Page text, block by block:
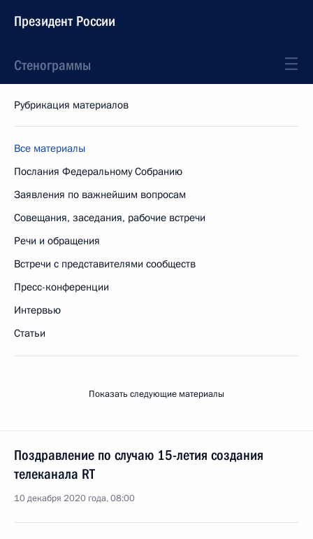
Президент России
Стенограммы
Рубрикация материалов
Все материалы
Послания Федеральному Собранию
Заявления по важнейшим вопросам
Совещания, заседания, рабочие встречи
Речи и обращения
Встречи с представителями сообществ
Пресс-конференции
Интервью
Статьи
Показать следующие материалы
Поздравление по случаю 15-летия создания
телеканала RT
10 декабря 2020 года, 08:00